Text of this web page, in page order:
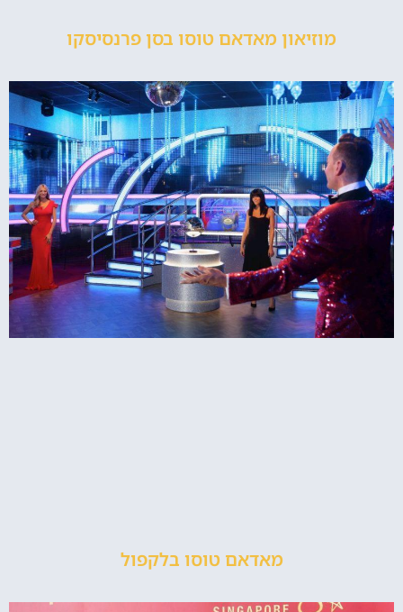
מוזיאון מאדאם טוסו בסן פרנסיסקו
מאדאם טוסו בלקפול